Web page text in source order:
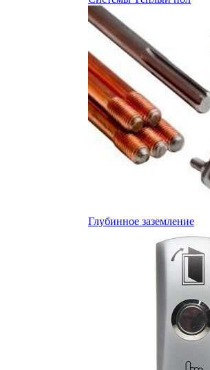
Глубинное заземление